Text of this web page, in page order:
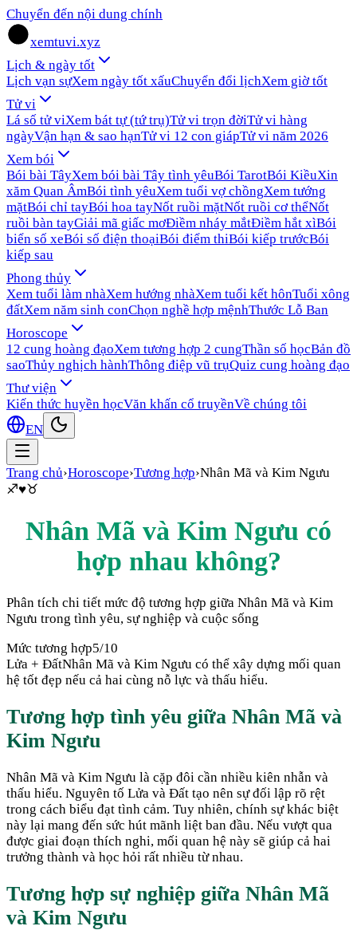
Chuyển đến nội dung chính
xemtuvi.xyz
Lịch & ngày tốt
Lịch vạn sựXem ngày tốt xấuChuyển đổi lịchXem giờ tốt
Tử vi
Lá số tử viXem bát tự (tứ trụ)Tử vi trọn đờiTử vi hàng
ngàyVận hạn & sao hạnTử vi 12 con giápTử vi năm 2026
Xem bói
Bói bài TâyXem bói bài Tây tình yêuBói TarotBói KiềuXin
xăm Quan ÂmBói tình yêuXem tuổi vợ chồngXem tướng
mặtBói chỉ tayBói hoa tayNốt ruồi mặtNốt ruồi cơ thểNốt
ruồi bàn tayGiải mã giấc mơĐiềm nháy mắtĐiềm hắt xìBói
biển số xeBói số điện thoạiBói điểm thiBói kiếp trướcBói
kiếp sau
Phong thủy
Xem tuổi làm nhàXem hướng nhàXem tuổi kết hônTuổi xông
đấtXem năm sinh conChọn nghề hợp mệnhThước Lỗ Ban
Horoscope
12 cung hoàng đạoXem tương hợp 2 cungThần số họcBản đồ
saoThủy nghịch hànhThông điệp vũ trụQuiz cung hoàng đạo
Thư viện
Kiến thức huyền họcVăn khấn cổ truyềnVề chúng tôi
EN
Trang chủ›Horoscope›Tương hợp›Nhân Mã và Kim Ngưu
♐♥♉
Nhân Mã và Kim Ngưu có
hợp nhau không?
Phân tích chi tiết mức độ tương hợp giữa Nhân Mã và Kim
Ngưu trong tình yêu, sự nghiệp và cuộc sống
Mức tương hợp5/10
Lửa + ĐấtNhân Mã và Kim Ngưu có thể xây dựng mối quan
hệ tốt đẹp nếu cả hai cùng nỗ lực và thấu hiểu.
Tương hợp tình yêu giữa Nhân Mã và
Kim Ngưu
Nhân Mã và Kim Ngưu là cặp đôi cần nhiều kiên nhẫn và
thấu hiểu. Nguyên tố Lửa và Đất tạo nên sự đối lập rõ rệt
trong cách biểu đạt tình cảm. Tuy nhiên, chính sự khác biệt
này lại mang đến sức hút mãnh liệt ban đầu. Nếu vượt qua
được giai đoạn thích nghi, mối quan hệ này sẽ giúp cả hai
trưởng thành và học hỏi rất nhiều từ nhau.
Tương hợp sự nghiệp giữa Nhân Mã
và Kim Ngưu